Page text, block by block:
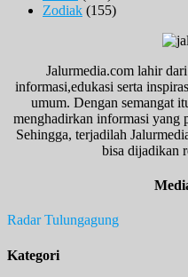
Zodiak (155)
Jalurmedia.com lahir
informasi,edukasi serta
umum. Dengan semangat
menghadirkan informasi yang
Sehingga, terjadilah
bisa dijadikan
Radar Tulungagung
Kategori